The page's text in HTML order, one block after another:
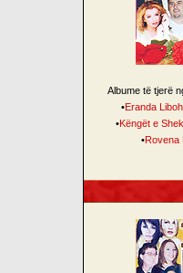
Albume të tjerë
•Eranda
•Këngët e
•Rovena